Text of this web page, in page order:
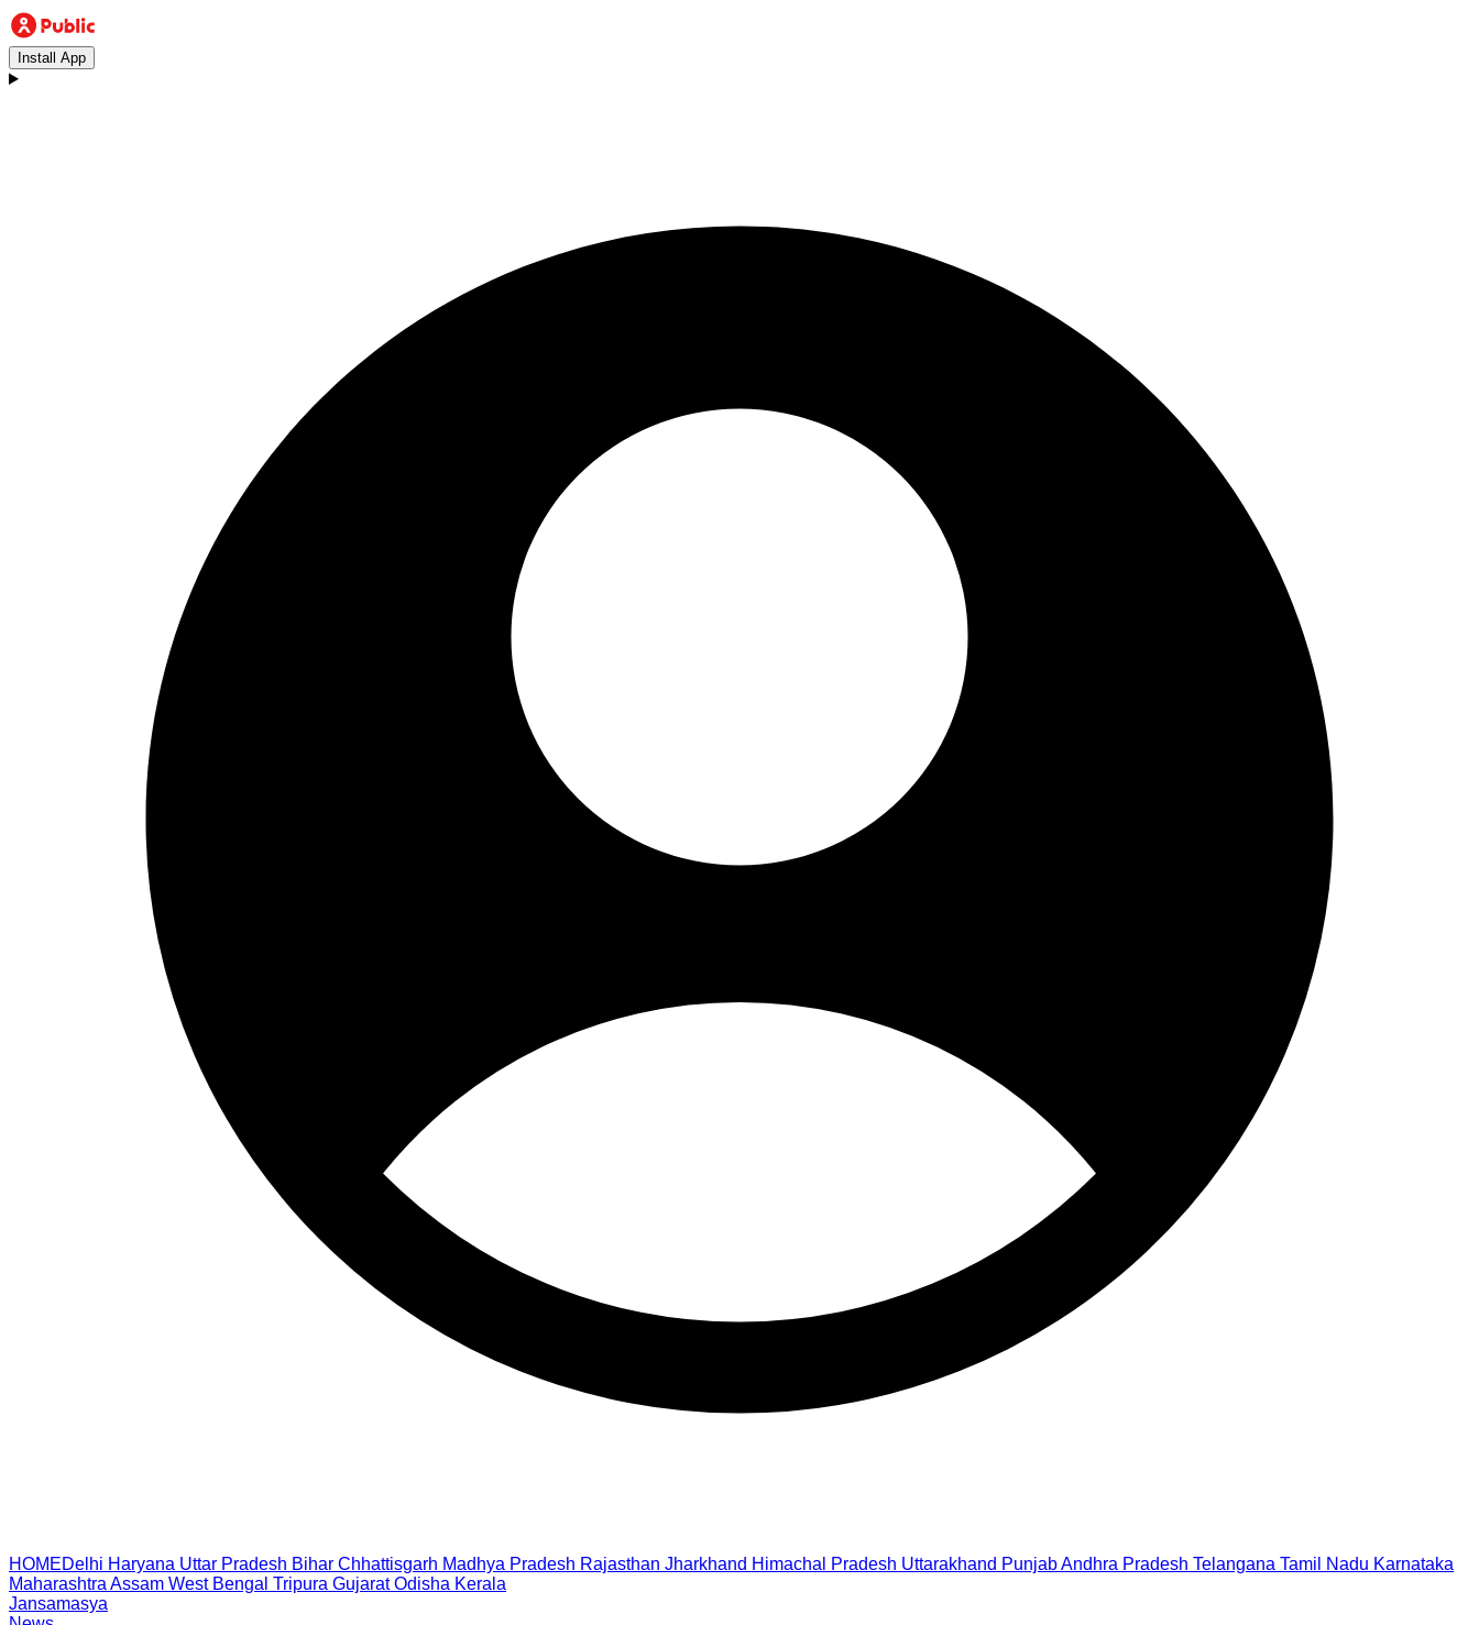
Install App
HOMEDelhi Haryana Uttar Pradesh Bihar Chhattisgarh Madhya Pradesh Rajasthan Jharkhand Himachal Pradesh Uttarakhand PunjabAndhra Pradesh Telangana Tamil Nadu Karnataka
Maharashtra Assam West Bengal Tripura Gujarat Odisha Kerala
Jansamasya